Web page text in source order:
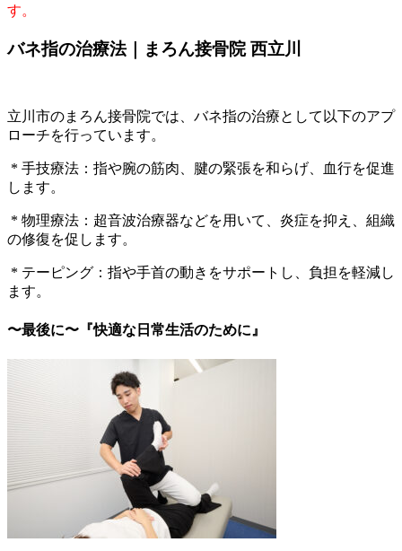
す。
バネ指の治療法｜まろん接骨院 西立川
立川市のまろん接骨院では、バネ指の治療として以下のアプ
ローチを行っています。
* 手技療法：指や腕の筋肉、腱の緊張を和らげ、血行を促進
します。
* 物理療法：超音波治療器などを用いて、炎症を抑え、組織
の修復を促します。
* テーピング：指や手首の動きをサポートし、負担を軽減し
ます。
〜最後に〜『快適な日常生活のために』